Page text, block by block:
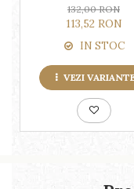
132,00 RON
113,52 RON
IN STOC
VEZI